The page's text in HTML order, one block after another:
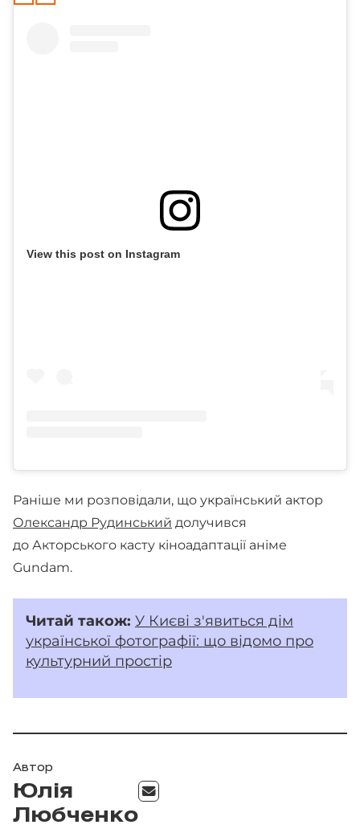
View this post on Instagram
Раніше ми розповідали, що український актор
Олександр Рудинський долучився
до Акторського касту кіноадаптації аніме
Gundam.
Читай також: У Києві з'явиться дім
української фотографії: що відомо про
культурний простір
Автор
Юлія
Любченко